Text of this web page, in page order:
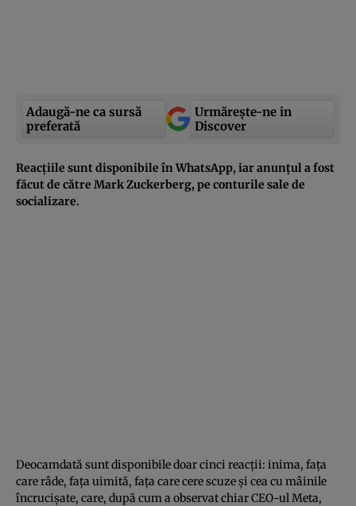
Adaugă-ne ca sursă
preferată
Urmărește-ne in
Discover
Reacțiile sunt disponibile în WhatsApp, iar anunțul a fost
făcut de către Mark Zuckerberg, pe conturile sale de
socializare.
Deocamdată sunt disponibile doar cinci reacții: inima, fața
care râde, fața uimită, fața care cere scuze și cea cu mâinile
încrucișate, care, după cum a observat chiar CEO-ul Meta,